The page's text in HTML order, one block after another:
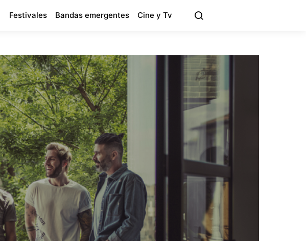
Festivales Bandas emergentes Cine y Tv